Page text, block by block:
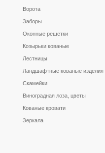
Ворота
Заборы
Оконные решетки
Козырьки кованые
Лестницы
Ландшафтные кованые изделия
Скамейки
Виноградная лоза, цветы
Кованые кровати
Зеркала